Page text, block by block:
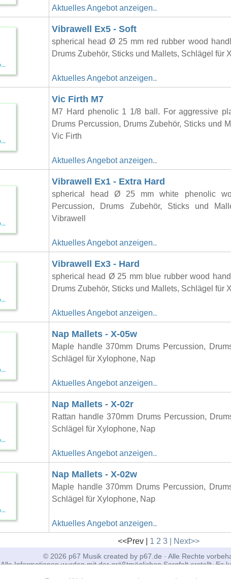
Aktuelles Angebot anzeigen..
Vibrawell Ex5 - Soft
spherical head Ø 25 mm red rubber wood
Drums Zubehör, Sticks und Mallets, Schlägel für
Aktuelles Angebot anzeigen..
Vic Firth M7
M7 Hard phenolic 1 1/8 ball. For aggressive
Drums Percussion, Drums Zubehör, Sticks und
Vic Firth
Aktuelles Angebot anzeigen..
Vibrawell Ex1 - Extra Hard
spherical head Ø 25 mm white phenolic
Percussion, Drums Zubehör, Sticks und
Vibrawell
Aktuelles Angebot anzeigen..
Vibrawell Ex3 - Hard
spherical head Ø 25 mm blue rubber wood
Drums Zubehör, Sticks und Mallets, Schlägel für
Aktuelles Angebot anzeigen..
Nap Mallets - X-05w
Maple handle 370mm Drums Percussion,
Schlägel für Xylophone, Nap
Aktuelles Angebot anzeigen..
Nap Mallets - X-02r
Rattan handle 370mm Drums Percussion,
Schlägel für Xylophone, Nap
Aktuelles Angebot anzeigen..
Nap Mallets - X-02w
Maple handle 370mm Drums Percussion,
Schlägel für Xylophone, Nap
Aktuelles Angebot anzeigen..
<<Prev | 1 2 3 | Next>>
© 2026 p67 Musik created by p67.de · Alle Rechte
Alle Informationen wurden mit der größtmöglichen Sorgfalt erstellt. Es